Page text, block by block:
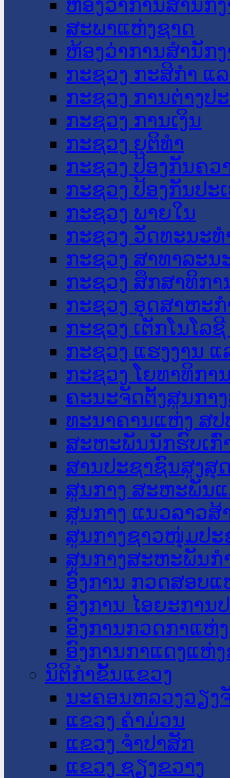
ຫ້ອງວ່າການສໍານັກ
ສະພາແຫ່ງຊາດ
ຫ້ອງວ່າການສຳນັກ
ກະຊວງ ກະສິກຳ ແ
ກະຊວງ ການຕ່າງປ
ກະຊວງ ການເງິນ
ກະຊວງ ຍຸຕິທໍາ
ກະຊວງ ປ້ອງກັນຄວ
ກະຊວງ ປ້ອງກັນປະ
ກະຊວງ ພາຍໃນ
ກະຊວງ ວັດທະນະ
ກະຊວງ ສາທາລະນ
ກະຊວງ ສຶກສາທິກາ
ກະຊວງ ອຸດສາຫະ
ກະຊວງ ເຕັກໂນໂລ
ກະຊວງ ແຮງງານ
ກະຊວງ ໂຍທາທິກາ
ຄະນະຈັດຕັ້ງສູນກາ
ທະນາຄານແຫ່ງ ສປ
ສະຫະພັນນັກຮົບເກົ່
ສານປະຊາຊົນສູງສຸ
ສູນກາງ ສະຫະພັນ
ສູນກາງ ແນວລາວສ້
ສູນກາງຊາວໜຸ່ມປະ
ສູນກາງສະຫະພັນກ
ອົງການ ກວດສອບແ
ອົງການ ໄອຍະການ
ອົງການກວດກາແຫ່
ອົງການກາແດງແຫ່
ນິຕິກໍາຂັ້ນແຂວງ
ນະ​ຄອນ​ຫລວງວຽງ
ແຂວງ ຄໍາມ່ວນ
ແຂວງ ຈໍາປາສັກ
ແຂວງ ຊຽງຂວາງ